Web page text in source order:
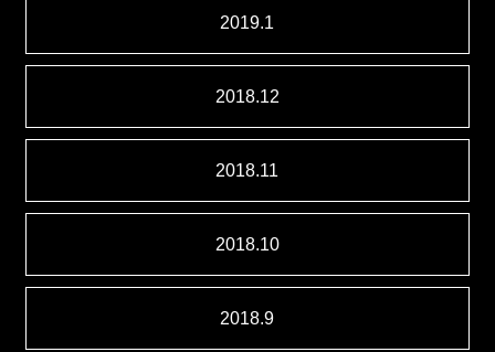
2019.1
2018.12
2018.11
2018.10
2018.9